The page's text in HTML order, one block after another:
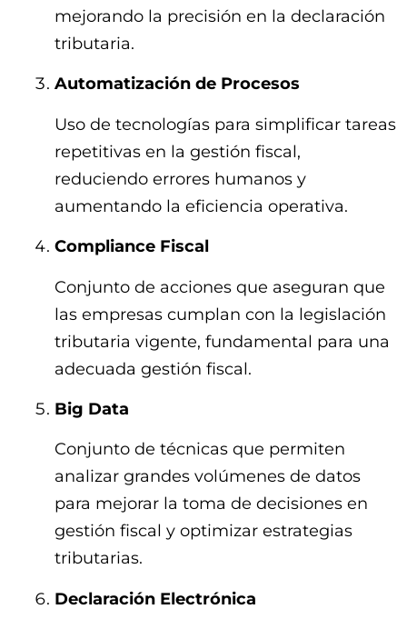
mejorando la precisión en la declaración
tributaria.
Automatización de Procesos
Uso de tecnologías para simplificar tareas
repetitivas en la gestión fiscal,
reduciendo errores humanos y
aumentando la eficiencia operativa.
Compliance Fiscal
Conjunto de acciones que aseguran que
las empresas cumplan con la legislación
tributaria vigente, fundamental para una
adecuada gestión fiscal.
Big Data
Conjunto de técnicas que permiten
analizar grandes volúmenes de datos
para mejorar la toma de decisiones en
gestión fiscal y optimizar estrategias
tributarias.
Declaración Electrónica